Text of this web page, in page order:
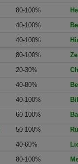
80-100%
40-100%
40-100%
80-100%
20-30%
40-80%
40-100%
60-100%
50-100%
40-60%
80-100%